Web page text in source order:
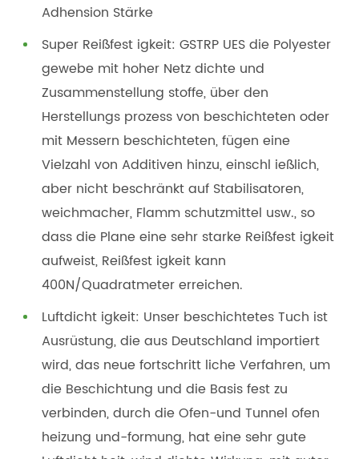
Adhension Stärke
Super Reißfest igkeit: GSTRP UES die Polyester
gewebe mit hoher Netz dichte und
Zusammenstellung stoffe, über den
Herstellungs prozess von beschichteten oder
mit Messern beschichteten, fügen eine
Vielzahl von Additiven hinzu, einschl ießlich,
aber nicht beschränkt auf Stabilisatoren,
weichmacher, Flamm schutzmittel usw., so
dass die Plane eine sehr starke Reißfest igkeit
aufweist, Reißfest igkeit kann
400N/Quadratmeter erreichen.
Luftdicht igkeit: Unser beschichtetes Tuch ist
Ausrüstung, die aus Deutschland importiert
wird, das neue fortschritt liche Verfahren, um
die Beschichtung und die Basis fest zu
verbinden, durch die Ofen-und Tunnel ofen
heizung und-formung, hat eine sehr gute